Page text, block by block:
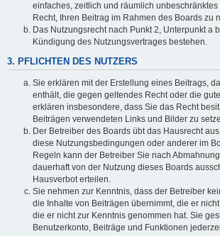
einfaches, zeitlich und räumlich
Recht, Ihren Beitrag im Rahmen des Boards zu
Das Nutzungsrecht nach Punkt 2, Unterpunkt a
Kündigung des Nutzungsvertrages bestehen.
3. PFLICHTEN DES NUTZERS
Sie erklären mit der Erstellung eines Beitrags,
enthält, die gegen geltendes Recht oder die
erklären insbesondere, dass Sie das Recht
Beiträgen verwendeten Links und Bilder zu
Der Betreiber des Boards übt das Hausrecht
diese Nutzungsbedingungen oder anderer im
Regeln kann der Betreiber Sie nach
dauerhaft von der Nutzung dieses Boards
Hausverbot erteilen.
Sie nehmen zur Kenntnis, dass der Betreiber
die Inhalte von Beiträgen übernimmt, die er
die er nicht zur Kenntnis genommen hat. Sie
Benutzerkonto, Beiträge und Funktionen